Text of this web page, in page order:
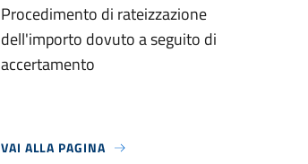
Procedimento di rateizzazione
dell'importo dovuto a seguito di
accertamento
VAI ALLA PAGINA